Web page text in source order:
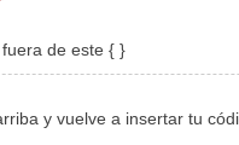
de este { }
y vuelve a insertar tu